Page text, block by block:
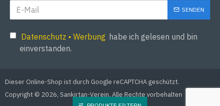
SENDEN
Datenschutz • Werbung habe ich gelesen und bin
einverstanden.
Dieser Online-Shop ist durch Google reCAPTCHA geschützt.
Copyright © 2026, Sankirtan-Verein, Alle Rechte vorbehalten